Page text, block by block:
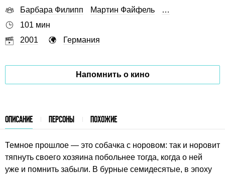
Барбара Филипп
Мартин Файфель
…
101 мин
2001
Германия
Напомнить о кино
ОПИСАНИЕ ПЕРСОНЫ ПОХОЖИЕ
Темное прошлое — это собачка с норовом: так и норовит
тяпнуть своего хозяина побольнее тогда, когда о ней
уже и помнить забыли. В бурные семидесятые, в эпоху